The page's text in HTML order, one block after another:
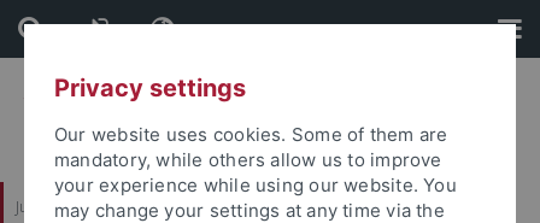
Skip
to
content
Skip
to
footer
Juristische Fakultät
Privacy settings
Our website uses cookies. Some of them are
mandatory, while others allow us to improve
your experience while using our website. You
may change your settings at any time via the